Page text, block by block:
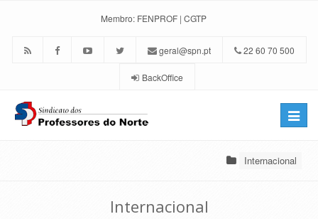
Membro: FENPROF | CGTP
geral@spn.pt 22 60 70 500
BackOffice
Toggle
Internacional
Internacional